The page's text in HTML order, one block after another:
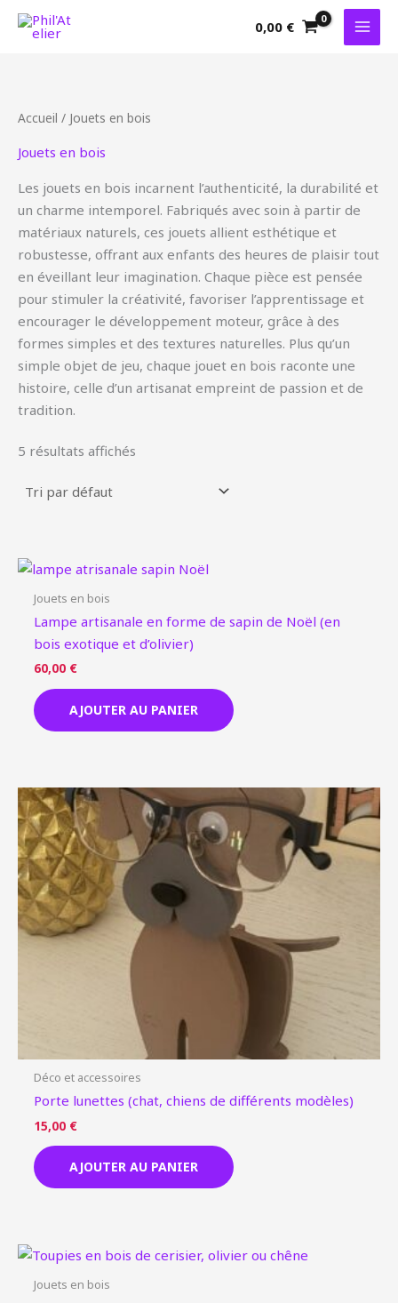
Aller
0,00 €
Accueil / Jouets en bois
Jouets en bois
Les jouets en bois incarnent l’authenticité, la durabilité et
un charme intemporel. Fabriqués avec soin à partir de
matériaux naturels, ces jouets allient esthétique et
robustesse, offrant aux enfants des heures de plaisir tout
en éveillant leur imagination. Chaque pièce est pensée
pour stimuler la créativité, favoriser l’apprentissage et
encourager le développement moteur, grâce à des
formes simples et des textures naturelles. Plus qu’un
simple objet de jeu, chaque jouet en bois raconte une
histoire, celle d’un artisanat empreint de passion et de
tradition.
5 résultats affichés
Jouets en bois
Lampe artisanale en forme de sapin de Noël (en
bois exotique et d’olivier)
60,00 €
AJOUTER AU PANIER
Déco et accessoires
Porte lunettes (chat, chiens de différents modèles)
15,00 €
AJOUTER AU PANIER
Jouets en bois